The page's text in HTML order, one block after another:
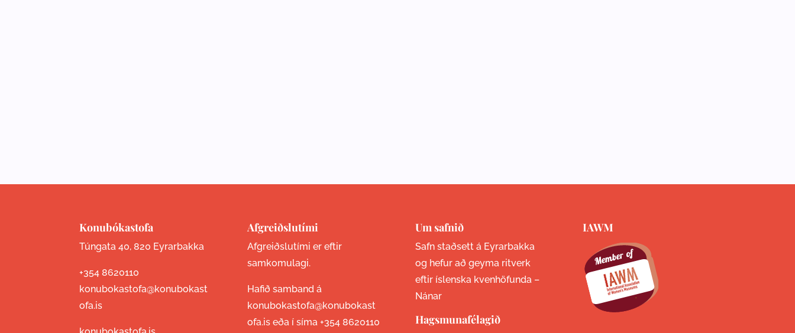
Konubókastofa
Túngata 40, 820 Eyrarbakka
+354 8620110
konubokastofa@konubokast
ofa.is
Afgreiðslutími
Afgreiðslutími er eftir
samkomulagi.
Hafið samband á
konubokastofa@konubokast
ofa.is eða í síma +354 8620110
Um safnið
Safn staðsett á Eyrarbakka
og hefur að geyma ritverk
eftir íslenska kvenhöfunda –
Nánar
Hagsmunafélagið
IAWM